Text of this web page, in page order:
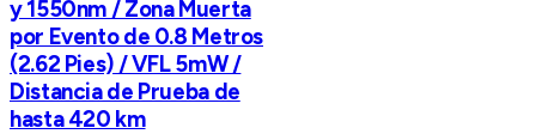
y 1550nm / Zona Muerta
por Evento de 0.8 Metros
(2.62 Pies) / VFL 5mW /
Distancia de Prueba de
hasta 420 km